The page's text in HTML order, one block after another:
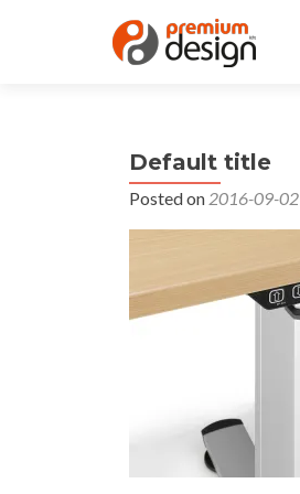
Default title
Posted on 2016-09-02